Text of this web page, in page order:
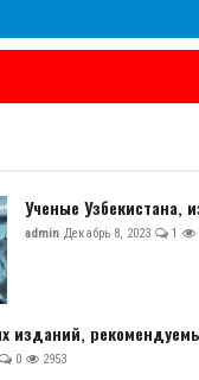
Ученые Узбекистана,
admin Декабрь 8, 2023 1
изданий,
0 2953